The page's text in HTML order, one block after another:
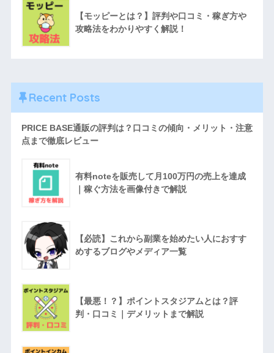
【モッピーとは？】評判や口コミ・稼ぎ方や
攻略法をわかりやすく解説！
Recent Posts
PRICE BASE通販の評判は？口コミの傾向・メリット・注意
点まで徹底レビュー
有料noteを販売して月100万円の売上を達成
｜稼ぐ方法を画像付きで解説
【必読】これから副業を始めたい人におすす
めするブログやメディア一覧
【最悪！？】ポイントスタジアムとは？評
判・口コミ｜デメリットまで解説